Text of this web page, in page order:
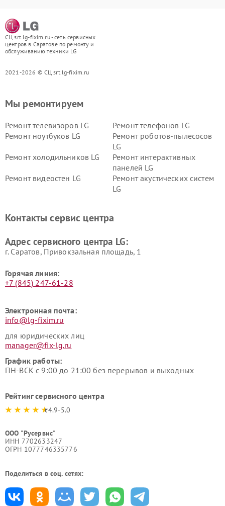
СЦ srt.lg-fixim.ru - сеть сервисных
центров в Саратове по ремонту и
обслуживанию техники LG
2021-2026 © СЦ srt.lg-fixim.ru
Мы ремонтируем
Ремонт телевизоров LG
Ремонт телефонов LG
Ремонт ноутбуков LG
Ремонт роботов-пылесосов
LG
Ремонт холодильников LG
Ремонт интерактивных
панелей LG
Ремонт видеостен LG
Ремонт акустических систем
LG
Ремонт морозильных камер
Ремонт вертикальных
Контакты сервис центра
Адрес сервисного центра LG:
г. Саратов, Привокзальная площадь, 1
Горячая линия:
+7 (845) 247-61-28
Электронная почта:
info@lg-fixim.ru
для юридических лиц
manager@fix-lg.ru
График работы:
ПН-ВСК с 9:00 до 21:00 без перерывов и выходных
Рейтинг сервисного центра
4.9-5.0
ООО "Русервис"
ИНН 7702633247
ОГРН 1077746335776
Поделиться в соц. сетях: